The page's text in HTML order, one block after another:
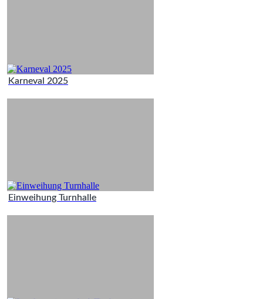
Karneval 2025
Einweihung Turnhalle